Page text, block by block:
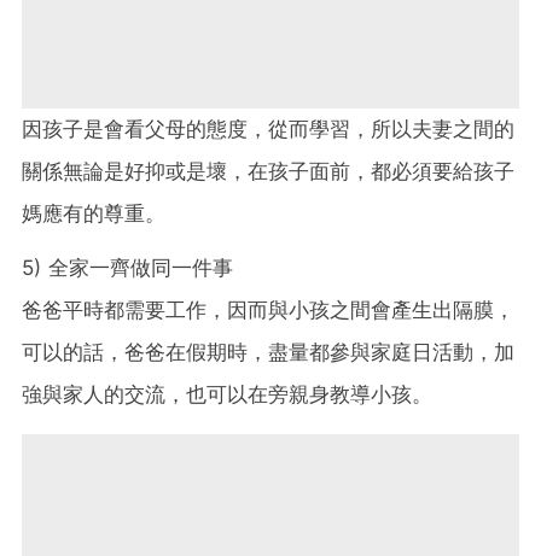
因孩子是會看父母的態度，從而學習，所以夫妻之間的
關係無論是好抑或是壞，在孩子面前，都必須要給孩子
媽應有的尊重。
5) 全家一齊做同一件事
爸爸平時都需要工作，因而與小孩之間會產生出隔膜，
可以的話，爸爸在假期時，盡量都參與家庭日活動，加
強與家人的交流，也可以在旁親身教導小孩。